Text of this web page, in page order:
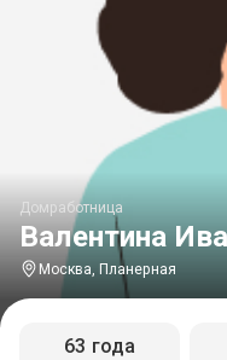
Валентина
Домработница
Москва, Планерная
63 года